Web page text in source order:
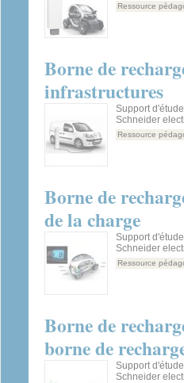
Ressource
Borne de
infrastructures
Support
Schneider
Ressource
Borne de
de la charge
Support
Schneider
Ressource
Borne de
borne de
Support
Schneider